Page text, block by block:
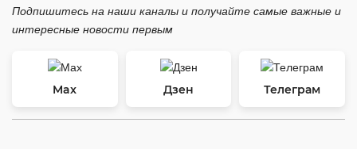
Подпишитесь на наши каналы и получайте самые важные и
интересные новости первым
Max Дзен Телеграм